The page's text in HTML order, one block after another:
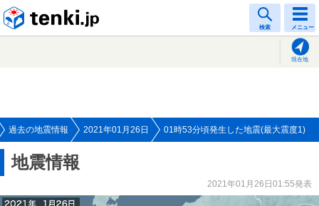
検索 メニュー
現在地
過去の地震情報 2021年01月26日 01時53分頃発生した地震(最大震度1)
地震情報
2021年01月26日01:55発表